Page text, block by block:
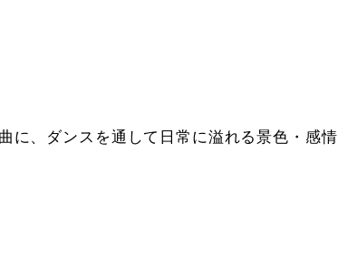
、ダンスを通して日常に溢れる景色・感情